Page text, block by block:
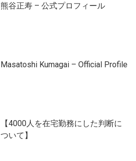
熊谷正寿 – 公式プロフィール
Masatoshi Kumagai – Official Profile
【4000人を在宅勤務にした判断に
ついて】